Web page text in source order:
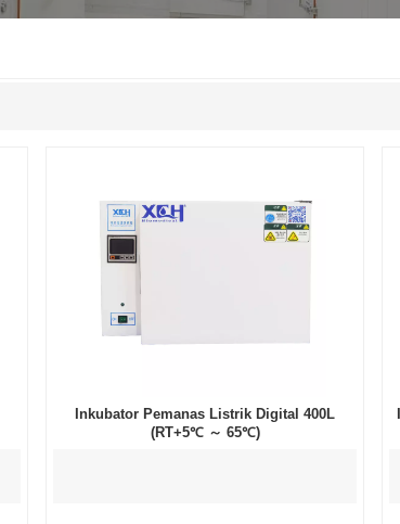
Inkubator Pemanas Listrik Digital 400L
(RT+5℃ ～ 65℃)